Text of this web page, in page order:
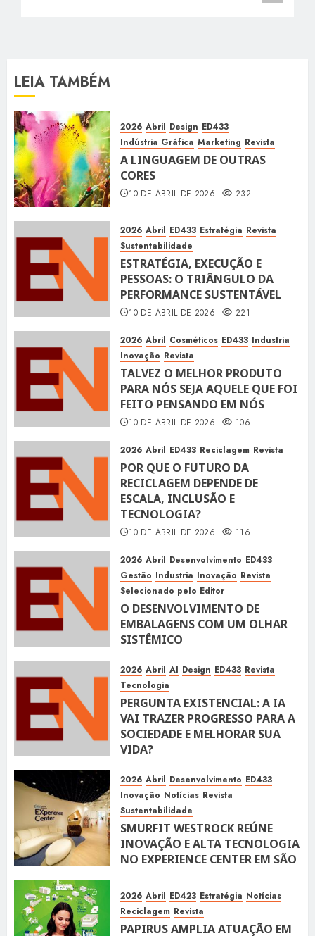
LEIA TAMBÉM
2026 Abril Design ED433
Indústria Gráfica Marketing Revista
A LINGUAGEM DE OUTRAS
CORES
10 DE ABRIL DE 2026 232
2026 Abril ED433 Estratégia Revista
Sustentabilidade
ESTRATÉGIA, EXECUÇÃO E
PESSOAS: O TRIÂNGULO DA
PERFORMANCE SUSTENTÁVEL
10 DE ABRIL DE 2026 221
2026 Abril Cosméticos ED433 Industria
Inovação Revista
TALVEZ O MELHOR PRODUTO
PARA NÓS SEJA AQUELE QUE FOI
FEITO PENSANDO EM NÓS
10 DE ABRIL DE 2026 106
2026 Abril ED433 Reciclagem Revista
POR QUE O FUTURO DA
RECICLAGEM DEPENDE DE
ESCALA, INCLUSÃO E
TECNOLOGIA?
10 DE ABRIL DE 2026 116
2026 Abril Desenvolvimento ED433
Gestão Industria Inovação Revista
Selecionado pelo Editor
O DESENVOLVIMENTO DE
EMBALAGENS COM UM OLHAR
SISTÊMICO
2026 Abril AI Design ED433 Revista
Tecnologia
PERGUNTA EXISTENCIAL: A IA
VAI TRAZER PROGRESSO PARA A
SOCIEDADE E MELHORAR SUA
VIDA?
2026 Abril Desenvolvimento ED433
Inovação Notícias Revista
Sustentabilidade
SMURFIT WESTROCK REÚNE
INOVAÇÃO E ALTA TECNOLOGIA
NO EXPERIENCE CENTER EM SÃO
10 DE ABRIL DE 2026 119
2026 Abril ED423 Estratégia Notícias
Reciclagem Revista
PAPIRUS AMPLIA ATUAÇÃO EM